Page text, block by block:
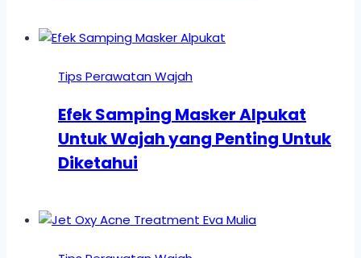
Tips Perawatan Wajah
Efek Samping Masker Alpukat
Untuk Wajah yang Penting Untuk
Diketahui